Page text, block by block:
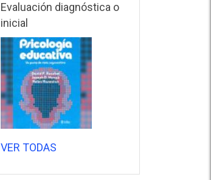
Evaluación diagnóstica o
inicial
VER TODAS